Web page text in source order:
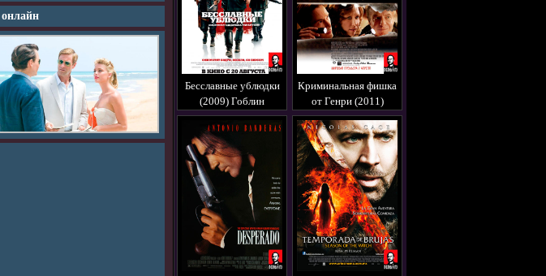
Бесславные ублюдки
(2009) Гоблин
Криминальная фишка
от Генри (2011)
Гоблин